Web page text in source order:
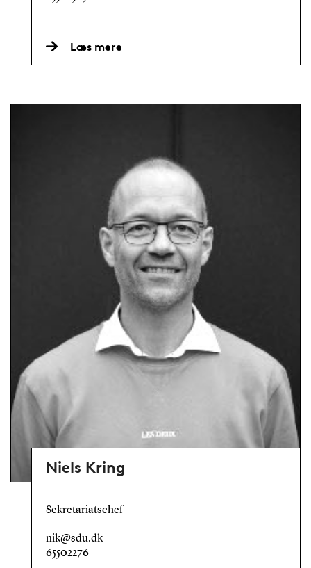
Læs mere
Niels Kring
Sekretariatschef
nik@sdu.dk
65502276